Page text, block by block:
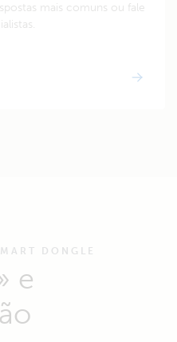
mais comuns ou fale
DONGLE
e